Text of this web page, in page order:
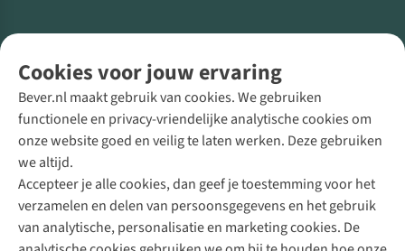
Cookies voor jouw ervaring
Bever.nl maakt gebruik van cookies. We gebruiken
functionele en privacy-vriendelijke analytische cookies om
onze website goed en veilig te laten werken. Deze gebruiken
we altijd.
Accepteer je alle cookies, dan geef je toestemming voor het
verzamelen en delen van persoonsgegevens en het gebruik
van analytische, personalisatie en marketing cookies. De
Direct advies van een Buitenexpert
+31 (0)85 888 50 88
+31 6 12 28 49 80